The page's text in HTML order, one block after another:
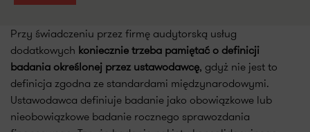
Przy świadczeniu przez firmę audytorską usług
dodatkowych koniecznie trzeba pamiętać o definicji
badania określonej przez ustawodawcę, gdyż nie jest to
definicja zgodna ze standardami międzynarodowymi.
Ustawodawca definiuje badanie jako obowiązkowe lub
nieobowiązkowe badanie rocznego sprawozdania